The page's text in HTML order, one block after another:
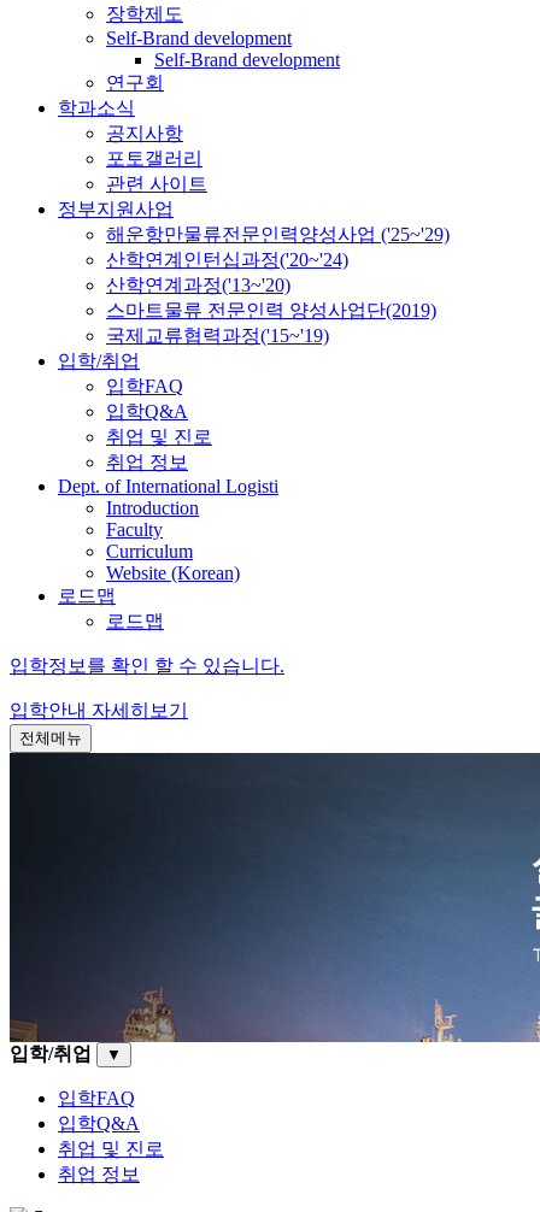
장학제도
Self-Brand development
Self-Brand development
연구회
학과소식
공지사항
포토갤러리
관련 사이트
정부지원사업
해운항만물류전문인력양성사업 ('25~'29)
산학연계인턴십과정('20~'24)
산학연계과정('13~'20)
스마트물류 전문인력 양성사업단(2019)
국제교류협력과정('15~'19)
입학/취업
입학FAQ
입학Q&A
취업 및 진로
취업 정보
Dept. of International Logisti
Introduction
Faculty
Curriculum
Website (Korean)
로드맵
로드맵
입학정보를 확인 할 수 있습니다.
입학안내 자세히보기
전체메뉴
입학/취업 ▼
입학FAQ
입학Q&A
취업 및 진로
취업 정보